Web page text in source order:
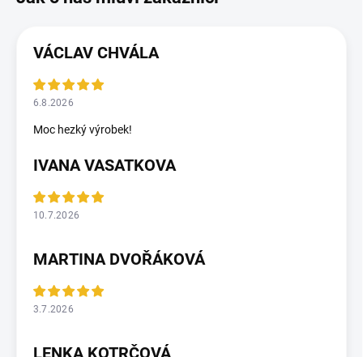
VÁCLAV CHVÁLA
6.8.2026
Moc hezký výrobek!
IVANA VASATKOVA
10.7.2026
MARTINA DVOŘÁKOVÁ
3.7.2026
LENKA KOTRČOVÁ